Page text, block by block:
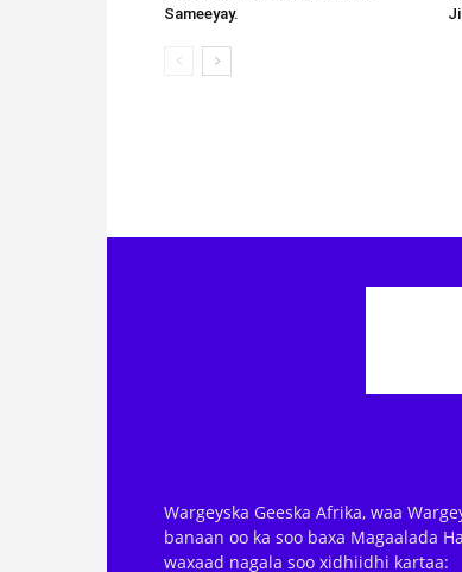
Sameeyay.
Wargeyska Geeska Afrika, waa
banaan oo ka soo baxa Magaalada
waxaad nagala soo xidhiidhi kartaa: